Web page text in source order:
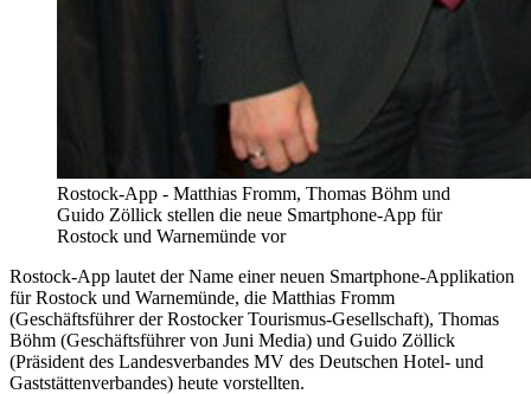
Rostock-App - Matthias Fromm, Thomas Böhm und
Guido Zöllick stellen die neue Smartphone-App für
Rostock und Warnemünde vor
Rostock-App lautet der Name einer neuen Smartphone-Applikation
für Rostock und Warnemünde, die Matthias Fromm
(Geschäftsführer der Rostocker Tourismus-Gesellschaft), Thomas
Böhm (Geschäftsführer von Juni Media) und Guido Zöllick
(Präsident des Landesverbandes MV des Deutschen Hotel- und
Gaststättenverbandes) heute vorstellten.